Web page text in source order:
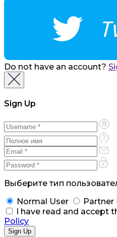
Do not have an account?
Sign Up
Выберите тип
Normal User
Partner
I have read and accept
Policy